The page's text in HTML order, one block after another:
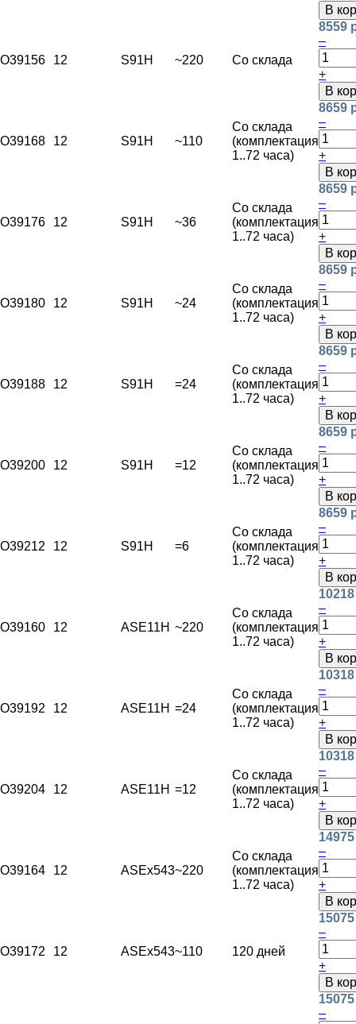
В
O39156 12 S91H ~220 Со склада
8559
–
+
В
O39168 12 S91H ~110
Со склада
(комплектация
1..72 часа)
8659
–
+
В
O39176 12 S91H ~36
Со склада
(комплектация
1..72 часа)
8659
–
+
В
O39180 12 S91H ~24
Со склада
(комплектация
1..72 часа)
8659
–
+
В
O39188 12 S91H =24
Со склада
(комплектация
1..72 часа)
8659
–
+
В
O39200 12 S91H =12
Со склада
(комплектация
1..72 часа)
8659
–
+
В
O39212 12 S91H =6
Со склада
(комплектация
1..72 часа)
8659
–
+
В
O39160 12 ASE11H ~220
Со склада
(комплектация
1..72 часа)
–
+
В
O39192 12 ASE11H =24
Со склада
(комплектация
1..72 часа)
–
+
В
O39204 12 ASE11H =12
Со склада
(комплектация
1..72 часа)
–
+
В
O39164 12 ASEx543~220
Со склада
(комплектация
1..72 часа)
–
+
В
O39172 12 ASEx543~110 120 дней
–
+
В
–